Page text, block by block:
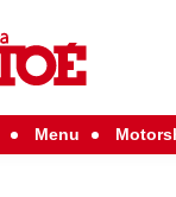
Menu